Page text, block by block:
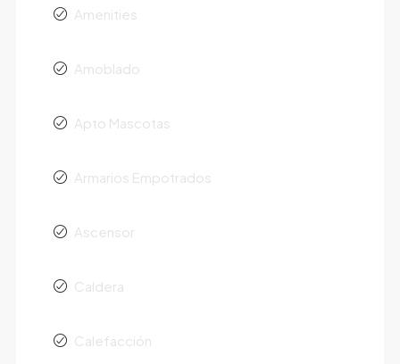
Amenities
Amoblado
Apto Mascotas
Armarios Empotrados
Ascensor
Caldera
Calefacción